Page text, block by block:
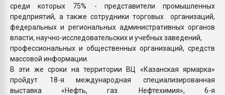
среди которых 75% - представители промышленных
предприятий, а также сотрудники торговых организаций,
федеральных и региональных административных органов
власти, научно-исследовательских и учебных заведений,
профессиональных и общественных организаций, средств
массовой информации.
В эти же сроки на территории ВЦ «Казанская ярмарка»
пройдут 18-я международная специализированная
выставка «Нефть, газ. Нефтехимия», 6-я